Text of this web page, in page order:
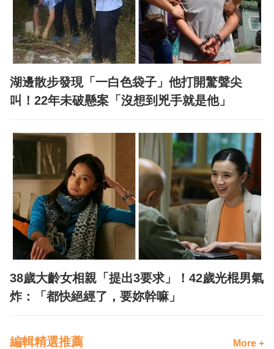
湖邊散步發現「一白色袋子」他打開驚聲尖
叫！22年未破懸案「沒想到兇手就是他」
38歲大齡女相親「提出3要求」！42歲光棍男氣
炸：「都快絕經了，要妳幹嘛」
編輯精選推薦 More +